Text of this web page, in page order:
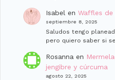
Isabel en Waffles
septiembre 8, 2025
Saludos tengo
pero quiero saber si
Rosannaen
jengibre y cúrcuma
agosto 22, 2025